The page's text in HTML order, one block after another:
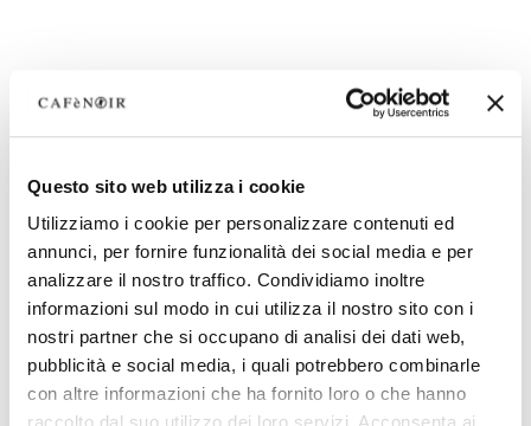
Questo sito web utilizza i cookie
Utilizziamo i cookie per personalizzare contenuti ed
annunci, per fornire funzionalità dei social media e per
analizzare il nostro traffico. Condividiamo inoltre
informazioni sul modo in cui utilizza il nostro sito con i
nostri partner che si occupano di analisi dei dati web,
pubblicità e social media, i quali potrebbero combinarle
con altre informazioni che ha fornito loro o che hanno